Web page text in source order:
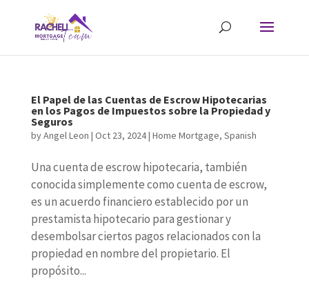
El Papel de las Cuentas de Escrow Hipotecarias
en los Pagos de Impuestos sobre la Propiedad y
Seguros
byAngel Leon | Oct 23, 2024| Home Mortgage, Spanish
Una cuenta de escrow hipotecaria, también
conocida simplemente como cuenta de escrow,
es un acuerdo financiero establecido por un
prestamista hipotecario para gestionar y
desembolsar ciertos pagos relacionados con la
propiedad en nombre del propietario. El
propósito...